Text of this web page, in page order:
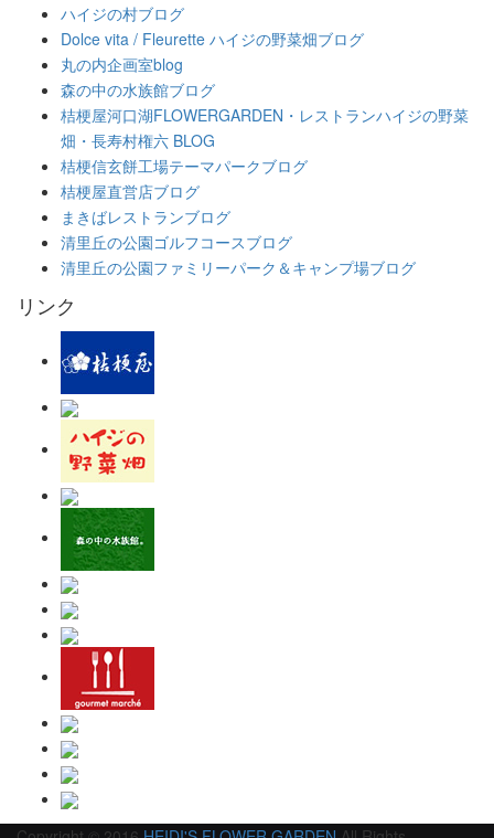
ハイジの村ブログ
Dolce vita / Fleurette ハイジの野菜畑ブログ
丸の内企画室blog
森の中の水族館ブログ
桔梗屋河口湖FLOWERGARDEN・レストランハイジの野菜
畑・長寿村権六 BLOG
桔梗信玄餅工場テーマパークブログ
桔梗屋直営店ブログ
まきばレストランブログ
清里丘の公園ゴルフコースブログ
清里丘の公園ファミリーパーク＆キャンプ場ブログ
リンク